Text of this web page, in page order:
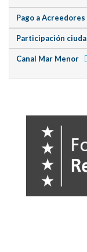
Pago a Acreedores
Participación
Canal Mar Menor